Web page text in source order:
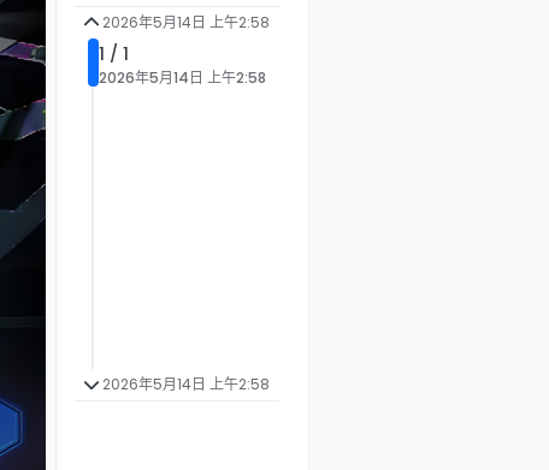
2026年5月14日 上午2:58
1 / 1
2026年5月14日 上午2:58
2026年5月14日 上午2:58